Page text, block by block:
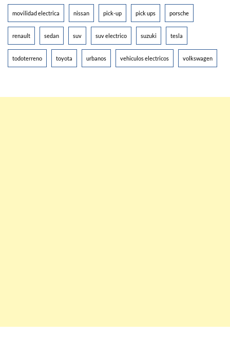
movilidad electrica nissan pick-up pick ups porsche
renault sedan suv suv electrico suzuki tesla
todoterreno toyota urbanos vehiculos electricos volkswagen